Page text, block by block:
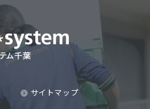
サイトマップ